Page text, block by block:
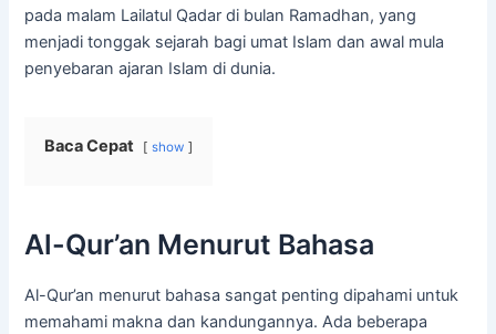
pada malam Lailatul Qadar di bulan Ramadhan, yang
menjadi tonggak sejarah bagi umat Islam dan awal mula
penyebaran ajaran Islam di dunia.
Baca Cepat show
Al-Qur’an Menurut Bahasa
Al-Qur’an menurut bahasa sangat penting dipahami untuk
memahami makna dan kandungannya. Ada beberapa